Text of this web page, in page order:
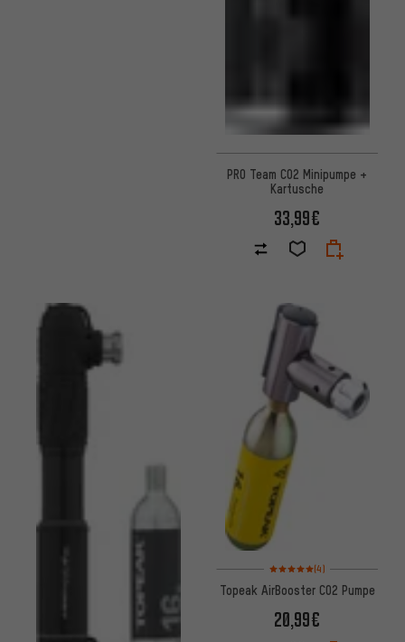
PRO Team CO2 Minipumpe +
Kartusche
33,99€
Bewertungen: 5 von 5
(4)
Topeak AirBooster CO2 Pumpe
20,99€